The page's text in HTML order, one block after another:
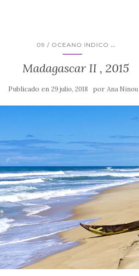
09 / OCEANO INDICO ...
Madagascar II , 2015
Publicado en29 julio, 2018 porAna Ninou